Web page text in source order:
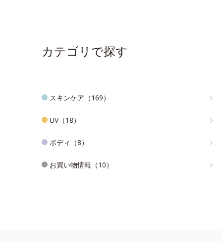
カテゴリで探す
スキンケア（169）
UV（18）
ボディ（8）
お買い物情報（10）